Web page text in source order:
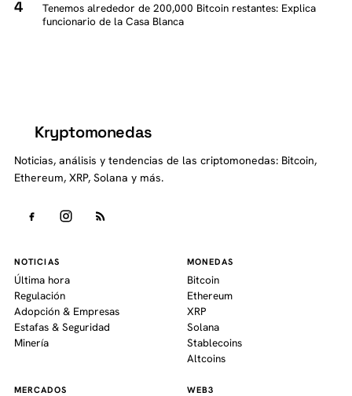
Tenemos alrededor de 200,000 Bitcoin restantes: Explica
funcionario de la Casa Blanca
Kryptomonedas
Noticias, análisis y tendencias de las criptomonedas: Bitcoin,
Ethereum, XRP, Solana y más.
NOTICIAS
Última hora
Regulación
Adopción & Empresas
Estafas & Seguridad
Minería
MONEDAS
Bitcoin
Ethereum
XRP
Solana
Stablecoins
Altcoins
MERCADOS WEB3